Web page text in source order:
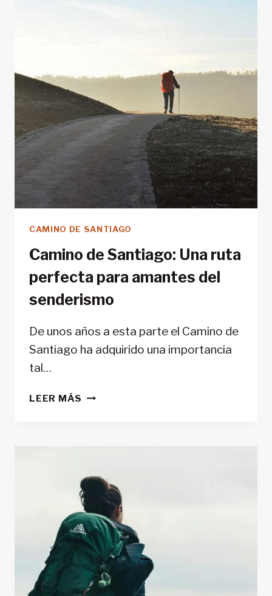
DE
ESCRITA
EN
LOS
CIRCOS
PIRENAICOS
CAMINO DE SANTIAGO
Camino de Santiago: Una ruta
perfecta para amantes del
senderismo
De unos años a esta parte el Camino de
Santiago ha adquirido una importancia
tal…
LEER MÁS CAMINO
PARA
AMANTES
DEL
SENDERISMO